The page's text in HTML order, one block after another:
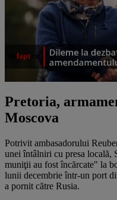
Pretoria,
Moscova
Potrivit ambasadorului
unei întâlniri cu presa locală,
muniţii au fost încărcate" la
lunii decembrie într-un port
a pornit către Rusia.